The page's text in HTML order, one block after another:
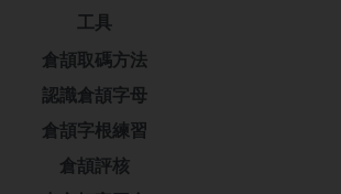
工具
倉頡取碼方法
認識倉頡字母
倉頡字根練習
倉頡評核